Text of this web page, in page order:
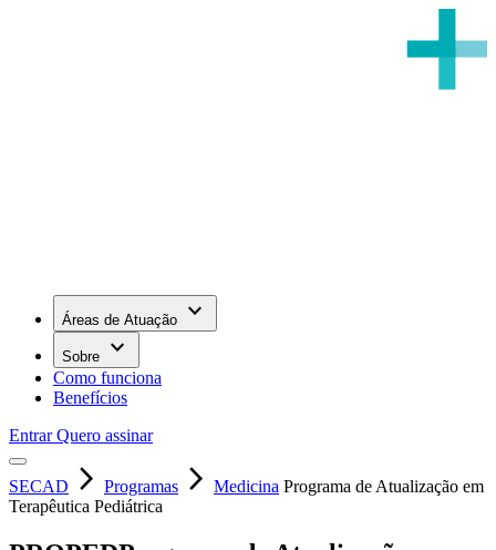
Áreas de Atuação keyboard_arrow_down
Sobre keyboard_arrow_down
Como funciona
Benefícios
EntrarQuero assinar
SECAD arrow_forward_ios Programas arrow_forward_ios Medicina Programa de Atualização em
Terapêutica Pediátrica